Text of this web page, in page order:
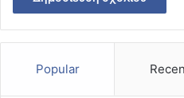
Popular